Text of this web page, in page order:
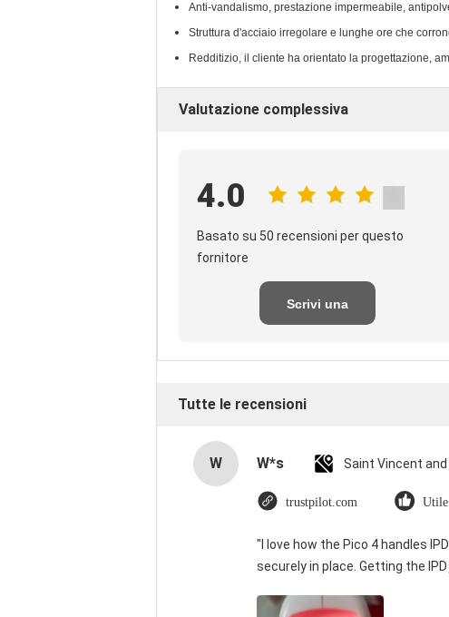
Anti-vandalismo, prestazione impermeabile,
Struttura d'acciaio irregolare e lunghe ore che
Redditizio, il cliente ha orientato la progettazione,
Valutazione complessiva
4.0
Basato su 50 recensioni per questo
fornitore
Scrivi una
Tutte le recensioni
W W*s
trustpilot.com
"I love how the Pico 4 handles
securely in place. Getting the